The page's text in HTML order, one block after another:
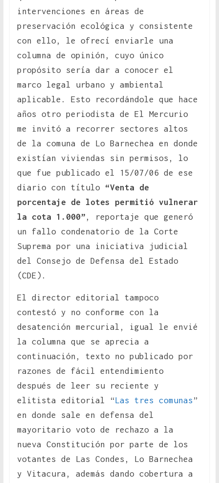
intervenciones en áreas de
preservación ecológica y consistente
con ello, le ofrecí enviarle una
columna de opinión, cuyo único
propósito sería dar a conocer el
marco legal urbano y ambiental
aplicable. Esto recordándole que hace
años otro periodista de El Mercurio
me invitó a recorrer sectores altos
de la comuna de Lo Barnechea en donde
existían viviendas sin permisos, lo
que fue publicado el 15/07/06 de ese
diario con título “Venta de
porcentaje de lotes permitió vulnerar
la cota 1.000” , reportaje que generó
un fallo condenatorio de la Corte
Suprema por una iniciativa judicial
del Consejo de Defensa del Estado
(CDE).
El director editorial tampoco
contestó y no conforme con la
desatención mercurial, igual le envié
la columna que se aprecia a
continuación, texto no publicado por
razones de fácil entendimiento
después de leer su reciente y
elitista editorial “Las tres comunas ”
en donde sale en defensa del
mayoritario voto de rechazo a la
nueva Constitución por parte de los
votantes de Las Condes, Lo Barnechea
y Vitacura, además dando cobertura a